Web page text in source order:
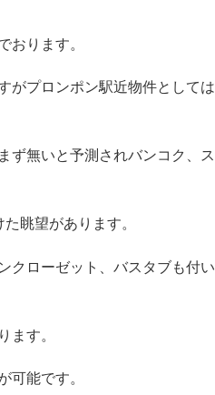
おります。
がプロンポン駅近物件としては
ず無いと予測されバンコク、ス
眺望があります。
クローゼット、バスタブも付い
ます。
可能です。